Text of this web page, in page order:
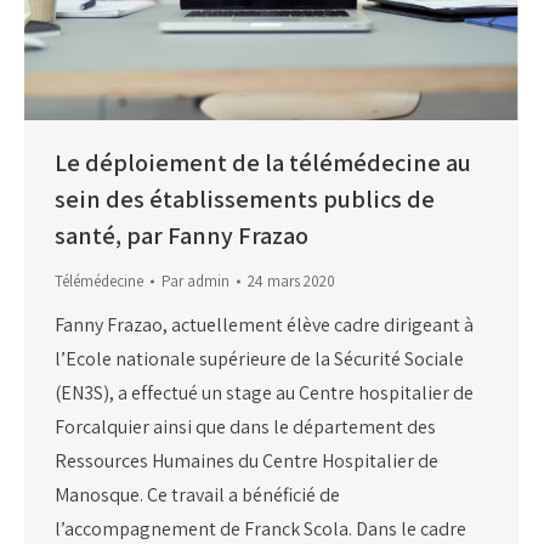
Le déploiement de la télémédecine au
sein des établissements publics de
santé, par Fanny Frazao
Télémédecine Paradmin 24 mars 2020
Fanny Frazao, actuellement élève cadre dirigeant à
l’Ecole nationale supérieure de la Sécurité Sociale
(EN3S), a effectué un stage au Centre hospitalier de
Forcalquier ainsi que dans le département des
Ressources Humaines du Centre Hospitalier de
Manosque. Ce travail a bénéficié de
l’accompagnement de Franck Scola. Dans le cadre